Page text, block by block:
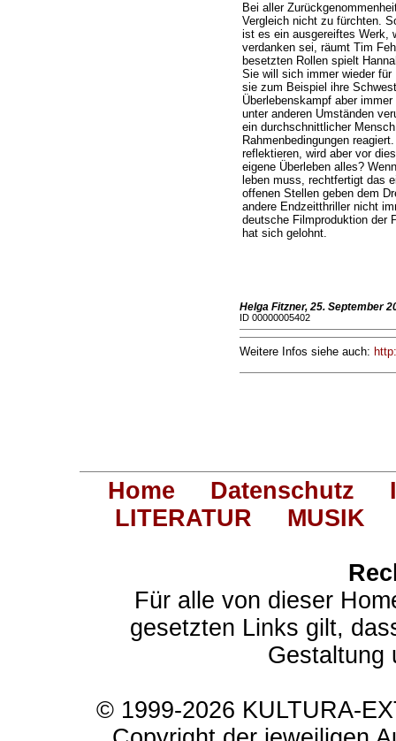
Bei aller
Vergleich nicht zu fürchten.
ist es ein ausgereiftes Werk,
verdanken sei, räumt Tim
besetzten Rollen spielt
Sie will sich immer wieder
sie zum Beispiel ihre
Überlebenskampf aber
unter anderen Umständen
ein durchschnittlicher
Rahmenbedingungen
reflektieren, wird aber vor
eigene Überleben alles?
leben muss, rechtfertigt das
offenen Stellen geben dem
andere Endzeitthriller nicht
deutsche Filmproduktion der
hat sich gelohnt.
Helga Fitzner, 25. September
ID 00000005402
Weitere Infos siehe auch:
Home Datenschutz
LITERATUR
MUSIK
Für alle von dieser
gesetzten Links gilt,
Gestaltung
© 1999-2026 KULTURA-